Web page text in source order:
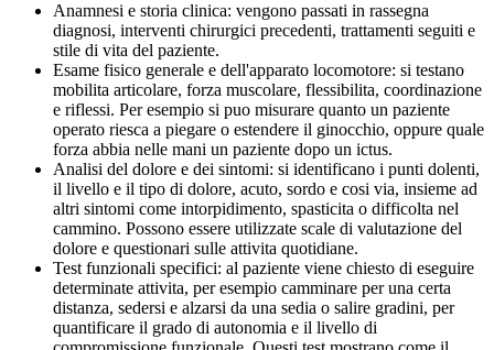
Anamnesi e storia clinica: vengono passati in rassegna
diagnosi, interventi chirurgici precedenti, trattamenti seguiti e
stile di vita del paziente.
Esame fisico generale e dell'apparato locomotore: si testano
mobilita articolare, forza muscolare, flessibilita, coordinazione
e riflessi. Per esempio si puo misurare quanto un paziente
operato riesca a piegare o estendere il ginocchio, oppure quale
forza abbia nelle mani un paziente dopo un ictus.
Analisi del dolore e dei sintomi: si identificano i punti dolenti,
il livello e il tipo di dolore, acuto, sordo e cosi via, insieme ad
altri sintomi come intorpidimento, spasticita o difficolta nel
cammino. Possono essere utilizzate scale di valutazione del
dolore e questionari sulle attivita quotidiane.
Test funzionali specifici: al paziente viene chiesto di eseguire
determinate attivita, per esempio camminare per una certa
distanza, sedersi e alzarsi da una sedia o salire gradini, per
quantificare il grado di autonomia e il livello di